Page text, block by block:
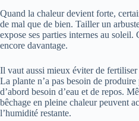
Quand la chaleur devient forte,
de mal que de bien. Tailler un
expose ses parties internes au
encore davantage.
Il vaut aussi mieux éviter de fertiliser
La plante n’a pas besoin de
d’abord besoin d’eau et de repos.
bêchage en pleine chaleur peuvent
l’humidité restante.